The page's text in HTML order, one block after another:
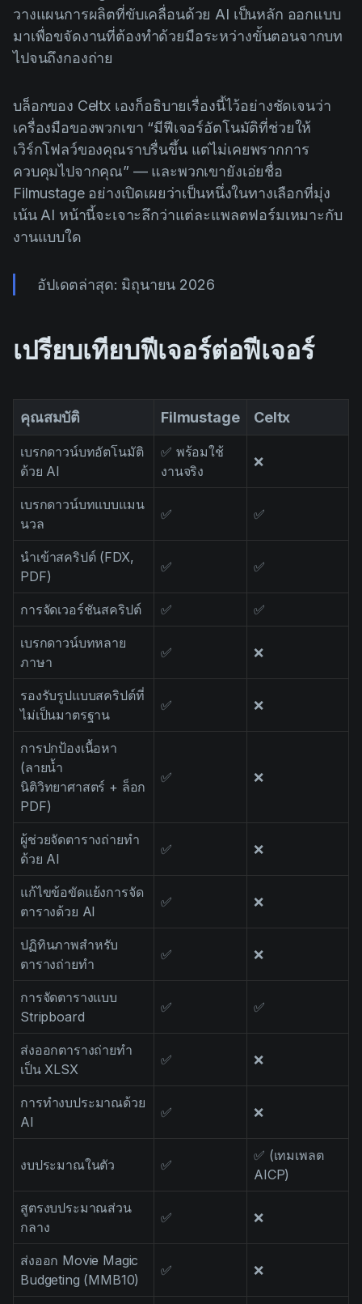
Product placement
Product updates
Scheduling
Screenwriting
Script breakdown
Script coverage
Storyboards
Templates
Vertical Drama
วางแผนการผลิตที่ขับเคลื่อนด้วย AI เป็นหลัก ออกแบบ
มาเพื่อขจัดงานที่ต้องทำด้วยมือระหว่างขั้นตอนจากบท
ไปจนถึงกองถ่าย
บล็อกของ Celtx เองก็อธิบายเรื่องนี้ไว้อย่างชัดเจนว่า
เครื่องมือของพวกเขา “มีฟีเจอร์อัตโนมัติที่ช่วยให้
เวิร์กโฟลว์ของคุณราบรื่นขึ้น แต่ไม่เคยพรากการ
ควบคุมไปจากคุณ” — และพวกเขายังเอ่ยชื่อ
Filmustage อย่างเปิดเผยว่าเป็นหนึ่งในทางเลือกที่มุ่ง
เน้น AI หน้านี้จะเจาะลึกว่าแต่ละแพลตฟอร์มเหมาะกับ
งานแบบใด
อัปเดตล่าสุด: มิถุนายน 2026
เปรียบเทียบฟีเจอร์ต่อฟีเจอร์
คุณสมบัติ Filmustage Celtx
เบรกดาวน์บทอัตโนมัติ
ด้วย AI
✅ พร้อมใช้
งานจริง
❌
เบรกดาวน์บทแบบแมน
นวล
✅ ✅
นำเข้าสคริปต์ (FDX,
PDF)
✅ ✅
การจัดเวอร์ชันสคริปต์ ✅ ✅
เบรกดาวน์บทหลาย
ภาษา
✅ ❌
รองรับรูปแบบสคริปต์ที่
ไม่เป็นมาตรฐาน
✅ ❌
การปกป้องเนื้อหา
(ลายน้ำ
นิติวิทยาศาสตร์ + ล็อก
PDF)
✅ ❌
ผู้ช่วยจัดตารางถ่ายทำ
ด้วย AI
✅ ❌
แก้ไขข้อขัดแย้งการจัด
ตารางด้วย AI
✅ ❌
ปฏิทินภาพสำหรับ
ตารางถ่ายทำ
✅ ❌
การจัดตารางแบบ
Stripboard
✅ ✅
ส่งออกตารางถ่ายทำ
เป็น XLSX
✅ ❌
การทำงบประมาณด้วย
AI
✅ ❌
งบประมาณในตัว ✅
✅ (เทมเพลต
AICP)
สูตรงบประมาณส่วน
กลาง
✅ ❌
ส่งออก Movie Magic
Budgeting (MMB10)
✅ ❌